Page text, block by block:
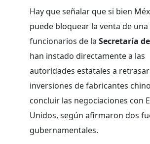
Hay que señalar que si bien
puede bloquear la venta de
funcionarios de la Secretaría
han instado directamente a las
autoridades estatales a
inversiones de fabricantes
concluir las negociaciones con
Unidos, según afirmaron dos
gubernamentales.